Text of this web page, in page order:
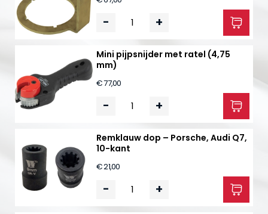
- +
Mini pijpsnijder met ratel (4,75
mm)
€ 77,00
- +
Remklauw dop – Porsche, Audi Q7,
10-kant
€ 21,00
- +